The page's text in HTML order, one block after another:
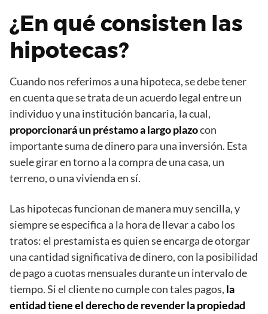
¿En qué consisten las
hipotecas?
Cuando nos referimos a una hipoteca, se debe tener
en cuenta que se trata de un acuerdo legal entre un
individuo y una institución bancaria, la cual,
proporcionará un préstamo a largo plazocon
importante suma de dinero para una inversión. Esta
suele girar en torno a la compra de una casa, un
terreno, o una vivienda en sí.
Las hipotecas funcionan de manera muy sencilla, y
siempre se especifica a la hora de llevar a cabo los
tratos: el prestamista es quien se encarga de otorgar
una cantidad significativa de dinero, con la posibilidad
de pago a cuotas mensuales durante un intervalo de
tiempo. Si el cliente no cumple con tales pagos, la
entidad tiene el derecho de revender la propiedad